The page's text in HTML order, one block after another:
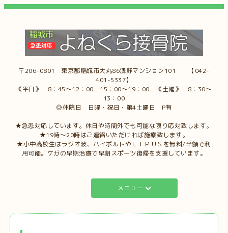
〒206-0801 東京都稲城市大丸86浅野マンション101 【042-
401-5337】
《平日》 8：45～12：00 15：00～19：00 《土曜》 8：30～
13：00
◎休院日 日曜・祝日・第4土曜日 P有
★急患対応しています。休日や時間外でも可能な限り応対致します。
★19時～20時はご連絡いただければ施療致します。
★小中高校生はラジオ波、ハイボルトやＬＩＰＵＳを無料/半額で利
用可能。ケガの早期治療で早期スポーツ復帰を支援しています。
メニュー